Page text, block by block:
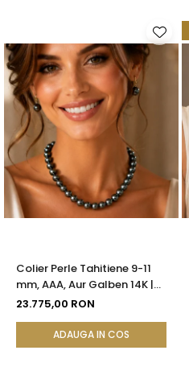
Colier Perle Tahitiene 9-11
mm, AAA, Aur Galben 14K |
KASKADDA®
23.775,00 RON
ADAUGA IN COS